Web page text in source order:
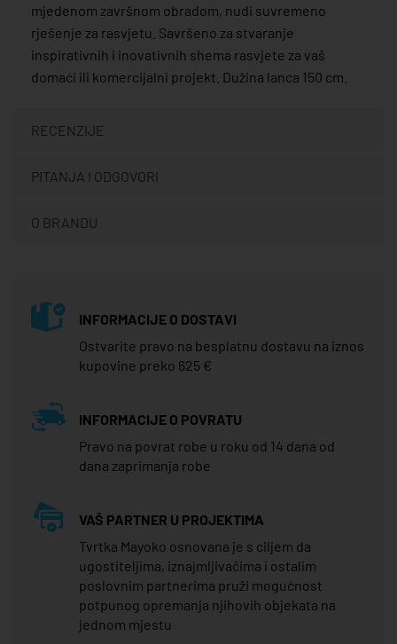
mjedenom završnom obradom, nudi suvremeno
rješenje za rasvjetu. Savršeno za stvaranje
inspirativnih i inovativnih shema rasvjete za vaš
domaći ili komercijalni projekt. Dužina lanca 150 cm.
RECENZIJE
PITANJA I ODGOVORI
O BRANDU
INFORMACIJE O DOSTAVI
Ostvarite pravo na besplatnu dostavu na iznos
kupovine preko 625 €
INFORMACIJE O POVRATU
Pravo na povrat robe u roku od 14 dana od
dana zaprimanja robe
VAŠ PARTNER U PROJEKTIMA
Tvrtka Mayoko osnovana je s ciljem da
ugostiteljima, iznajmljivačima i ostalim
poslovnim partnerima pruži mogućnost
potpunog opremanja njihovih objekata na
jednom mjestu